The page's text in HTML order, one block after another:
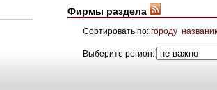
Фирмы раздела
Сортировать по: городу
Выберите регион: